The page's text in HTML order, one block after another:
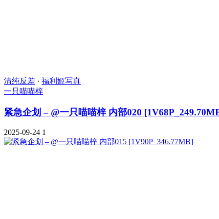
清纯反差 · 福利姬写真
一只喵喵梓
紧急企划 – @一只喵喵梓 内部020
2025-09-24 1